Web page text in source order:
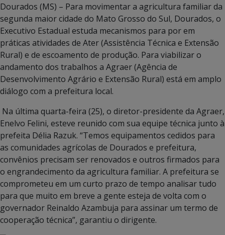
Dourados (MS) – Para movimentar a agricultura familiar da
segunda maior cidade do Mato Grosso do Sul, Dourados, o
Executivo Estadual estuda mecanismos para por em
práticas atividades de Ater (Assistência Técnica e Extensão
Rural) e de escoamento de produção. Para viabilizar o
andamento dos trabalhos a Agraer (Agência de
Desenvolvimento Agrário e Extensão Rural) está em amplo
diálogo com a prefeitura local.
Na última quarta-feira (25), o diretor-presidente da Agraer,
Enelvo Felini, esteve reunido com sua equipe técnica junto à
prefeita Délia Razuk. “Temos equipamentos cedidos para
as comunidades agrícolas de Dourados e prefeitura,
convênios precisam ser renovados e outros firmados para
o engrandecimento da agricultura familiar. A prefeitura se
comprometeu em um curto prazo de tempo analisar tudo
para que muito em breve a gente esteja de volta com o
governador Reinaldo Azambuja para assinar um termo de
cooperação técnica”, garantiu o dirigente.